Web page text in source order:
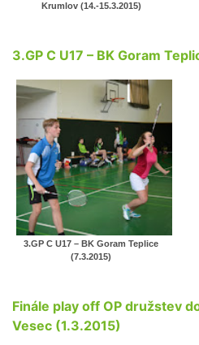
Krumlov (14.-15.3.2015)
3.GP C U17 – BK Goram
3.GP C U17 – BK Goram Teplice
(7.3.2015)
Finále play off OP družstev
Vesec (1.3.2015)